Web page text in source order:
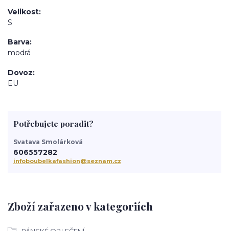
Velikost
S
Barva
modrá
Dovoz
EU
Zboží zařazeno v kategoriích
Potřebujete poradit?
Svatava Smolárková
606557282
infoboubelkafashion@seznam.cz